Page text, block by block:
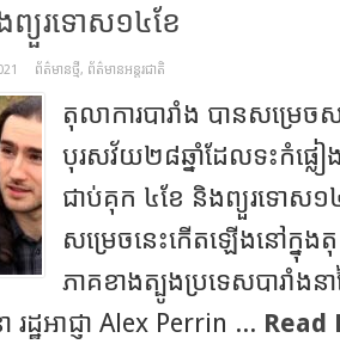
យួរទោស១៤ខែ
ព័ត៌មានថ្មី, ព័ត៌មានអន្តរជាតិ
តុលាការបារាំង បានសម្រេ
បុរសវ័យ២៨ឆ្នាំដែលទះកំផ្លៀ
ជាប់គុក ៤ខែ និងព្យួរទោស១
សម្រេចនេះកើតឡើងនៅក្នុង
ភាគខាងត្បូងប្រទេសបារាំង
រដ្ឋអាជ្ញា Alex Perrin ... Read